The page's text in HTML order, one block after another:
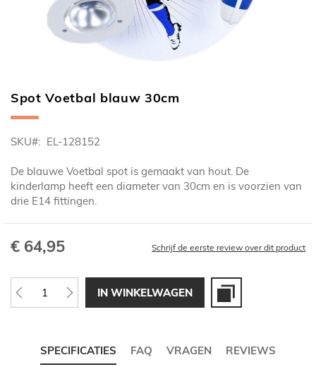
Ga
naar
begin
de
afbeeldingen-
gallerij
Spot Voetbal blauw 30cm
SKU EL-128152
De blauwe Voetbal spot is gemaakt van hout. De
kinderlamp heeft een diameter van 30cm en is voorzien van
drie E14 fittingen.
€ 64,95 Schrijf de eerste review over dit product
IN WINKELWAGEN
SPECIFICATIES FAQ VRAGEN REVIEWS